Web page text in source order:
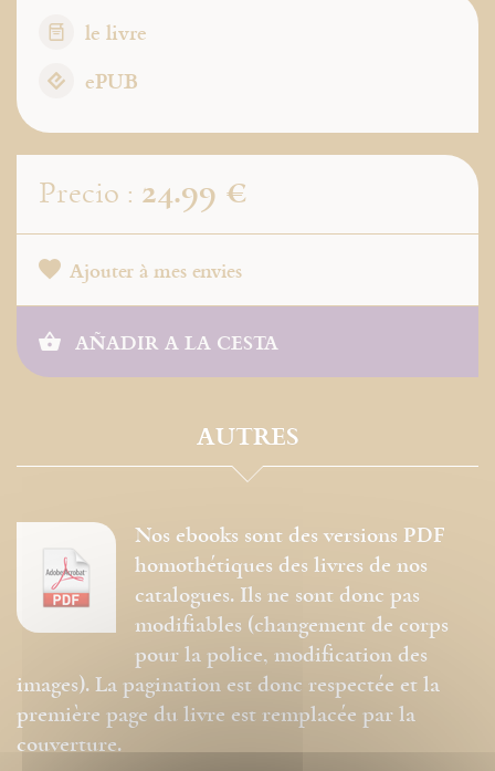
le livre
ePUB
Precio : 24.99 €
Ajouter à mes envies
AÑADIR A LA CESTA
AUTRES
Nos ebooks sont des versions PDF
homothétiques des livres de nos
catalogues. Ils ne sont donc pas
modifiables (changement de corps
pour la police, modification des
images). La pagination est donc respectée et la
première page du livre est remplacée par la
couverture.